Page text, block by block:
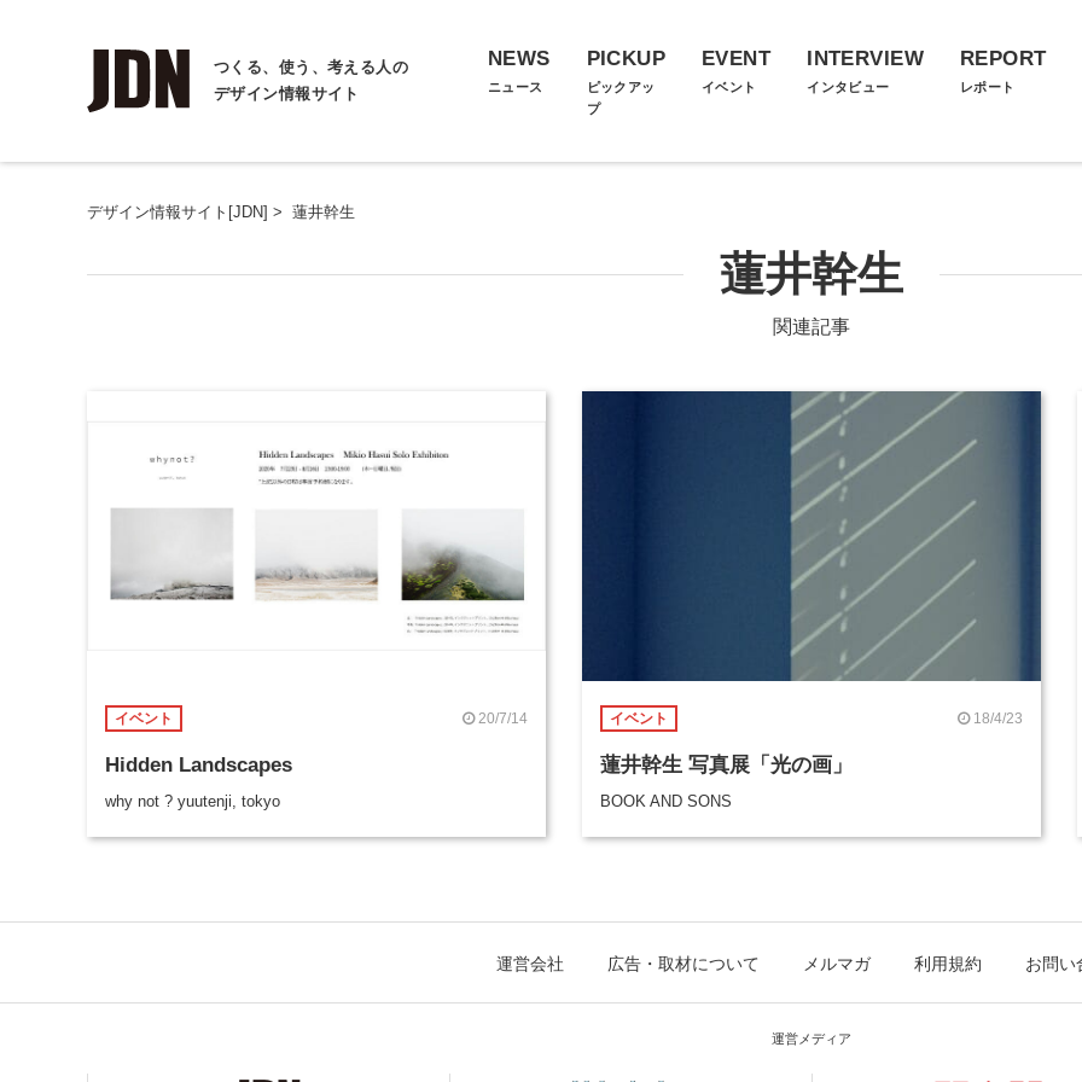
つくる、使う、考える人の
デザイン情報サイト
NEWS
ニュース
PICKUP
ピックアッ
プ
EVENT
イベント
INTERVIEW
インタビュー
REPORT
レポート
デザイン情報サイト[JDN] > 蓮井幹生
蓮井幹生
関連記事
イベント 20/7/14
Hidden Landscapes
why not ? yuutenji, tokyo
イベント 18/4/23
蓮井幹生 写真展「光の画」
BOOK AND SONS
運営会社 広告・取材について メルマガ 利用規約 お問い
運営メディア